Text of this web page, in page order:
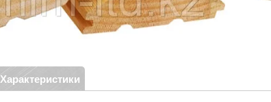
Характеристики